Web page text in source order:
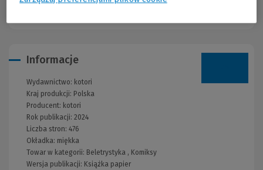
Informacje
Wydawnictwo: kotori
Kraj produkcji: Polska
Producent: kotori
Rok publikacji: 2024
Liczba stron: 476
Okładka: miękka
Towar w kategorii: Beletrystyka , Komiksy
Wersja publikacji: Książka papier